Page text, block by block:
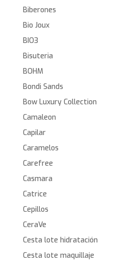
Biberones
Bio Joux
BIO3
Bisuteria
BOHM
Bondi Sands
Bow Luxury Collection
Camaleon
Capilar
Caramelos
Carefree
Casmara
Catrice
Cepillos
CeraVe
Cesta lote hidratación
Cesta lote maquillaje